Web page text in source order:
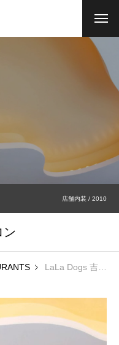
設計及び監理の流れ
お問い合わせ
店舗内装 / 2010
ン
LaLa Dogs 吉祥寺店